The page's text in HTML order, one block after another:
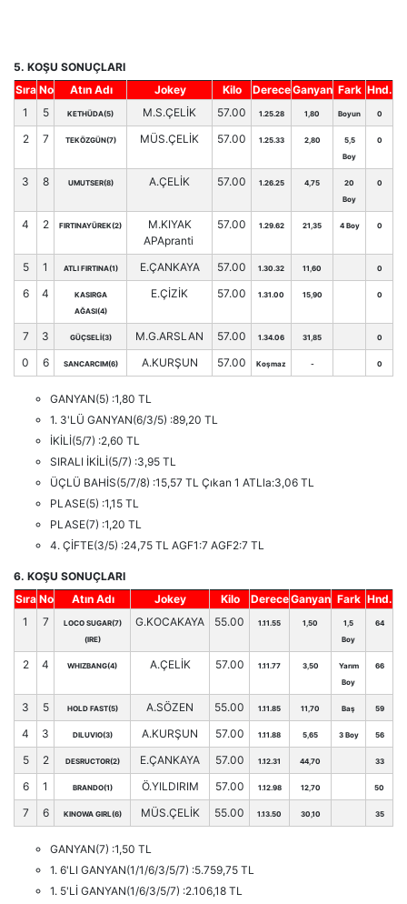
5. KOŞU SONUÇLARI
Sıra No Atın Adı Jokey Kilo DereceGanyan Fark Hnd.
1
5 KETHÜDA(5) M.S.ÇELİK 57.00 1.25.28 1,80 Boyun 0
2 7 TEKÖZGÜN(7) MÜS.ÇELİK 57.00 1.25.33 2,80
5,5
Boy
0
3 8 UMUTSER(8) A.ÇELİK 57.00 1.26.25 4,75
20
Boy
0
4 2 FIRTINAYÜREK(2)
M.KIYAK
APApranti
57.00 1.29.62 21,35 4 Boy 0
5 1 ATLI FIRTINA(1) E.ÇANKAYA 57.00 1.30.32 11,60 0
6 4
KASIRGA
AĞASI(4)
E.ÇİZİK 57.00 1.31.00 15,90 0
7 3 GÜÇSELİ(3) M.G.ARSLAN 57.00 1.34.06 31,85 0
0 6 SANCARCIM(6) A.KURŞUN 57.00 Koşmaz - 0
GANYAN(5) :1,80 TL
1. 3'LÜ GANYAN(6/3/5) :89,20 TL
İKİLİ(5/7) :2,60 TL
SIRALI İKİLİ(5/7) :3,95 TL
ÜÇLÜ BAHİS(5/7/8) :15,57 TL Çıkan 1 ATLla:3,06 TL
PLASE(5) :1,15 TL
PLASE(7) :1,20 TL
4. ÇİFTE(3/5) :24,75 TL AGF1:7 AGF2:7 TL
6. KOŞU SONUÇLARI
Sıra No Atın Adı Jokey Kilo DereceGanyan Fark Hnd.
1
7
LOCO SUGAR(7)
(IRE)
G.KOCAKAYA 55.00 1.11.55 1,50
1,5
Boy
64
2 4 WHIZBANG(4) A.ÇELİK 57.00 1.11.77 3,50
Yarım
Boy
66
3 5 HOLD FAST(5) A.SÖZEN 55.00 1.11.85 11,70 Baş 59
4 3 DILUVIO(3) A.KURŞUN 57.00 1.11.88 5,65 3 Boy 56
5 2 DESRUCTOR(2) E.ÇANKAYA 57.00 1.12.31 44,70 33
6 1 BRANDO(1) Ö.YILDIRIM 57.00 1.12.98 12,70 50
7 6 KINOWA GIRL(6) MÜS.ÇELİK 55.00 1.13.50 30,10 35
GANYAN(7) :1,50 TL
1. 6'LI GANYAN(1/1/6/3/5/7) :5.759,75 TL
1. 5'Lİ GANYAN(1/6/3/5/7) :2.106,18 TL